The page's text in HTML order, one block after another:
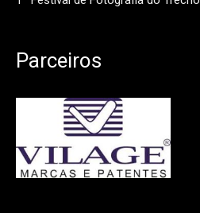
Parceiros